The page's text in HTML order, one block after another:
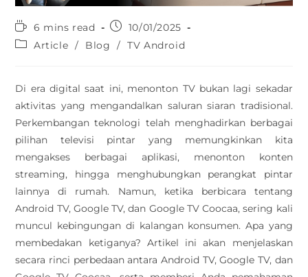
6 mins read
10/01/2025
Article / Blog / TV Android
Di era digital saat ini, menonton TV bukan lagi sekadar
aktivitas yang mengandalkan saluran siaran tradisional.
Perkembangan teknologi telah menghadirkan berbagai
pilihan televisi pintar yang memungkinkan kita
mengakses berbagai aplikasi, menonton konten
streaming, hingga menghubungkan perangkat pintar
lainnya di rumah. Namun, ketika berbicara tentang
Android TV, Google TV, dan Google TV Coocaa, sering kali
muncul kebingungan di kalangan konsumen. Apa yang
membedakan ketiganya? Artikel ini akan menjelaskan
secara rinci perbedaan antara Android TV, Google TV, dan